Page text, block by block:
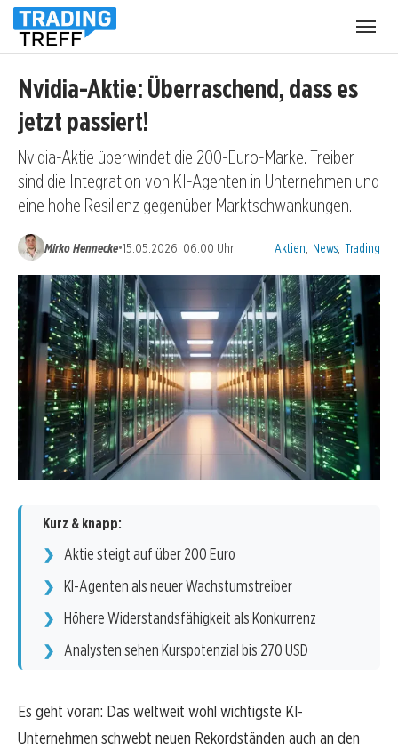
Nvidia-Aktie: Überraschend, dass es
jetzt passiert!
Nvidia-Aktie überwindet die 200-Euro-Marke. Treiber
sind die Integration von KI-Agenten in Unternehmen und
eine hohe Resilienz gegenüber Marktschwankungen.
Mirko Hennecke•15.05.2026, 06:00 Uhr Kategorien:
Aktien News Trading
Kurz & knapp:
Aktie steigt auf über 200 Euro
KI-Agenten als neuer Wachstumstreiber
Höhere Widerstandsfähigkeit als Konkurrenz
Analysten sehen Kurspotenzial bis 270 USD
Es geht voran: Das weltweit wohl wichtigste KI-
Unternehmen schwebt neuen Rekordständen auch an den